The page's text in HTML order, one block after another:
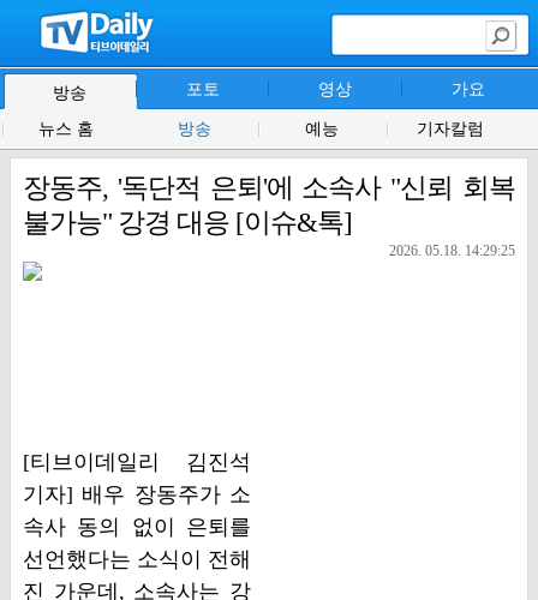
방송 포토 영상 가요
뉴스 홈 방송 예능 기자칼럼
장동주, '독단적 은퇴'에 소속사 "신뢰 회복
불가능" 강경 대응 [이슈&톡]
2026. 05.18. 14:29:25
[티브이데일리 김진석
기자] 배우 장동주가 소
속사 동의 없이 은퇴를
선언했다는 소식이 전해
진 가운데, 소속사는 강